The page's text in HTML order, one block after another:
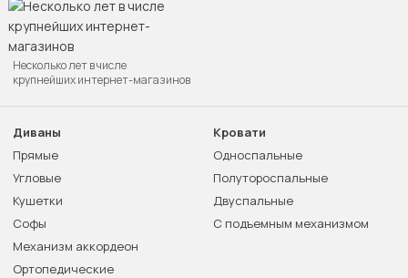
Несколько лет в числе
крупнейших интернет-магазинов
Диваны
Прямые
Угловые
Кушетки
Софы
Механизм аккордеон
Ортопедические
Кровати
Односпальные
Полутороспальные
Двуспальные
С подъемным механизмом